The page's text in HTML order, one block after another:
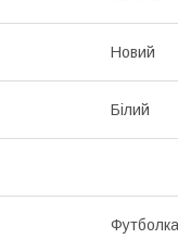
Новий
Білий
Футболка